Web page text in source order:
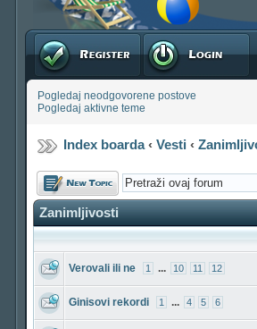
Registruj se Prijavite se
Pogledaj neodgovorene postove
Pogledaj aktivne teme
Index boarda‹ Vesti ‹
Počni novu temu
Zanimljivosti
Verovali ili ne 1 ... 10 11 12
Ginisovi rekordi 1 ... 4 5 6